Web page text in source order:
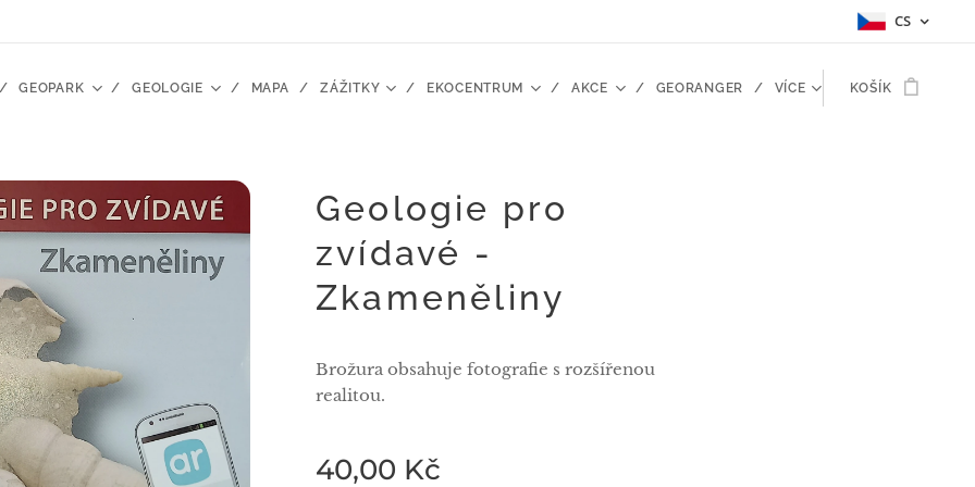
CS
GEOPARK GEOLOGIE MAPA ZÁŽITKY EKOCENTRUM AKCE GEORANGER VÍCE KOŠÍK
Geologie pro
zvídavé -
Zkameněliny
Brožura obsahuje fotografie s rozšířenou
realitou.
40,00 Kč